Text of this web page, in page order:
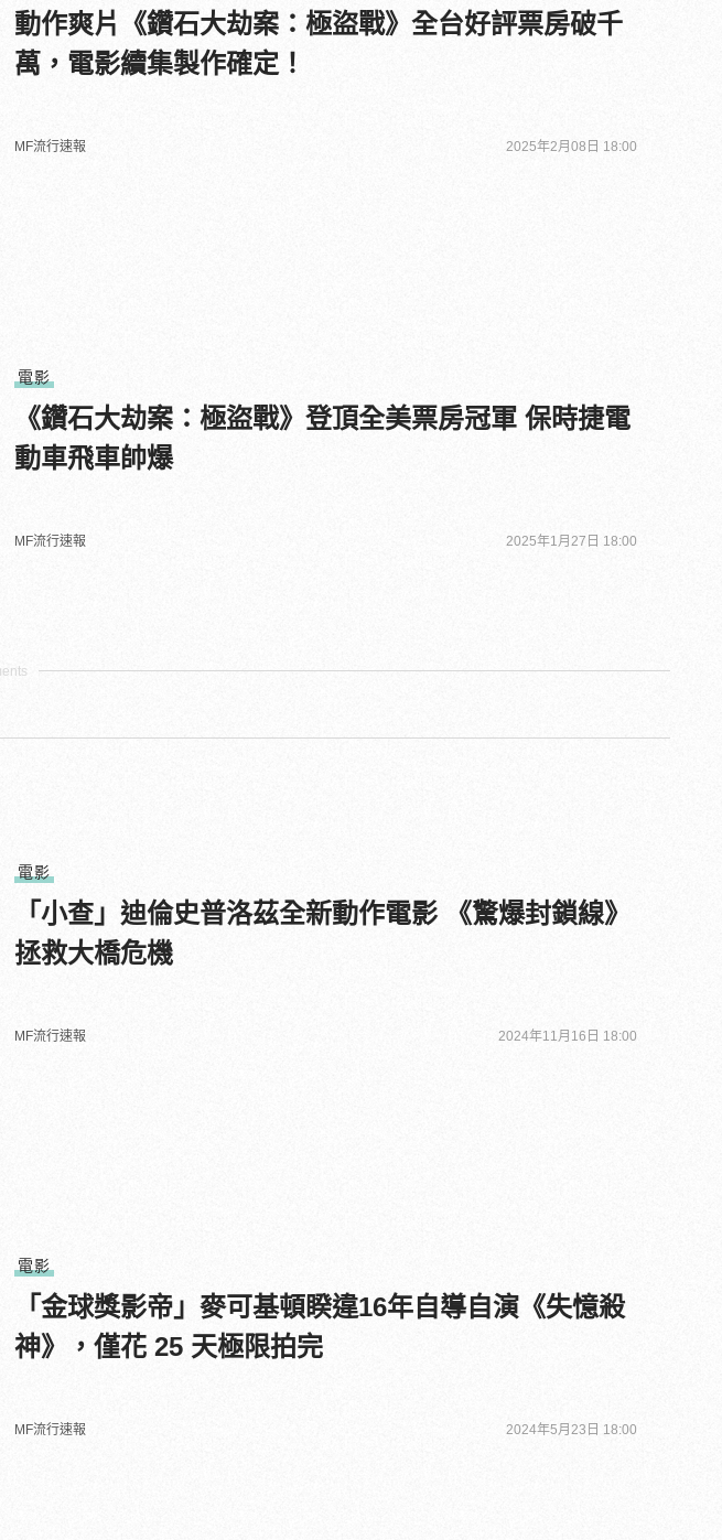
動作爽片《鑽石大劫案：極盜戰》全台好評票房破千
萬，電影續集製作確定！
MF流行速報 2025年2月08日 18:00
電影
《鑽石大劫案：極盜戰》登頂全美票房冠軍 保時捷電
動車飛車帥爆
MF流行速報 2025年1月27日 18:00
電影
「小查」迪倫史普洛茲全新動作電影 《驚爆封鎖線》
拯救大橋危機
MF流行速報 2024年11月16日 18:00
電影
「金球獎影帝」麥可基頓睽違16年自導自演《失憶殺
神》，僅花 25 天極限拍完
MF流行速報 2024年5月23日 18:00